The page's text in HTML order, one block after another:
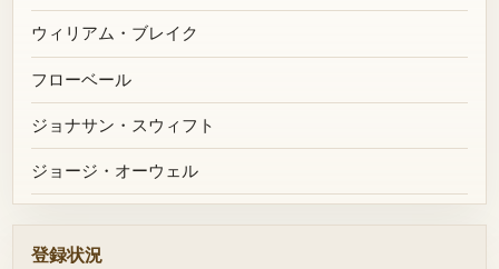
ウィリアム・ブレイク
フローベール
ジョナサン・スウィフト
ジョージ・オーウェル
登録状況